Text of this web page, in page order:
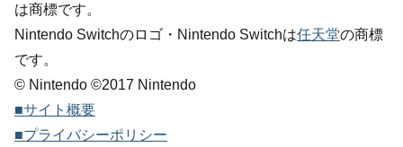
は商標です。
Nintendo Switchのロゴ・Nintendo Switchは任天堂の商標
です。
© Nintendo ©2017 Nintendo
■サイト概要
■プライバシーポリシー